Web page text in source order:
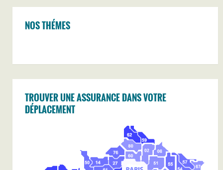
NOS THÉMES
TROUVER UNE ASSURANCE DANS VOTRE
DÉPLACEMENT